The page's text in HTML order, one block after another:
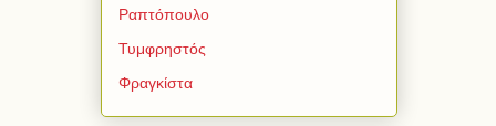
Ραπτόπουλο
Τυμφρηστός
Φραγκίστα